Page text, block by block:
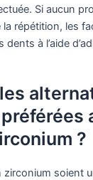
Si aucun
la répétition, les
dents à l’aide
?
zirconium soient